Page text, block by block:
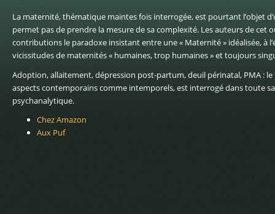
La maternité, thématique maintes fois interrogée, est pourtant l’objet
permet pas de prendre la mesure de sa complexité. Les auteurs de cet
contributions le paradoxe insistant entre une « Maternité » idéalisée, à
vicissitudes de maternités « humaines, trop humaines » et toujours
Adoption, allaitement, dépression post-partum, deuil périnatal, PMA :
aspects contemporains comme intemporels, est interrogé dans toute
psychanalytique.
Chez Amazon
Aux Puf